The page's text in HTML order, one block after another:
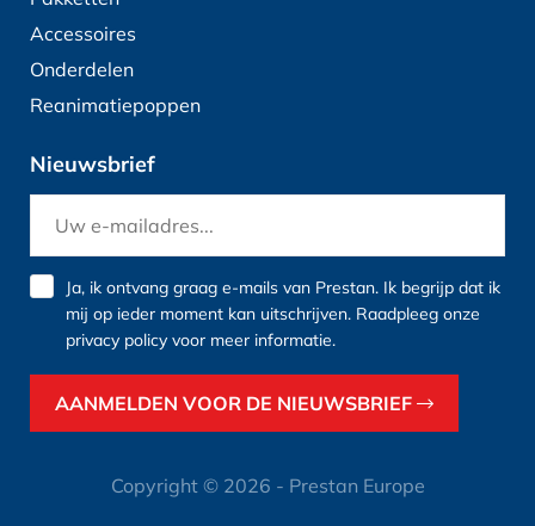
Accessoires
Onderdelen
Reanimatiepoppen
Nieuwsbrief
Ja, ik ontvang graag e-mails van Prestan. Ik begrijp dat ik
mij op ieder moment kan uitschrijven. Raadpleeg onze
privacy policy voor meer informatie.
AANMELDEN VOOR DE NIEUWSBRIEF
Copyright © 2026 - Prestan Europe